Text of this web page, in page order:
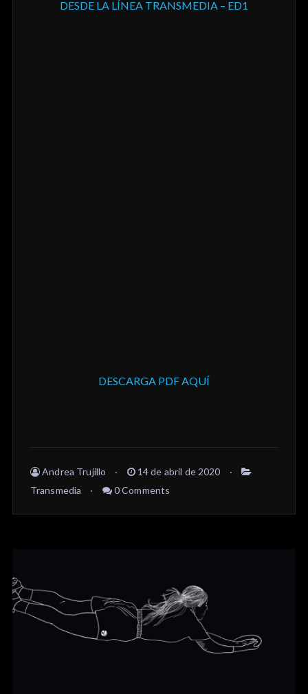
DESDE LA LÍNEA TRANSMEDIA – ED1
DESCARGA PDF AQUÍ
Andrea Trujillo
14 de abril de 2020
Transmedia
0 Comments